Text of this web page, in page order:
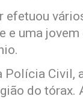
efetuou
e uma
Polícia Civil,
do tórax.